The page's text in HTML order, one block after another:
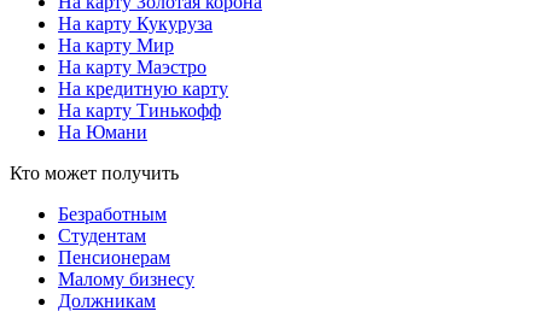
На карту Кукуруза
На карту Мир
На карту Маэстро
На кредитную карту
На карту Тинькофф
На Юмани
Кто может получить
Безработным
Студентам
Пенсионерам
Малому бизнесу
Должникам